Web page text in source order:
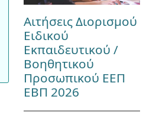
Αιτήσεις Διορισμού
Ειδικού
Εκπαιδευτικού /
Βοηθητικού
Προσωπικού ΕΕΠ
ΕΒΠ 2026